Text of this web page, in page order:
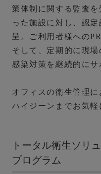
策体制に関する監査
った施設に対し、認
呈。ご利用者様への
そして、定期的に現場
感染対策を継続的にサ
オフィスの衛生管理
ハイジーンまでお気軽
トータル衛生ソリ
プログラム